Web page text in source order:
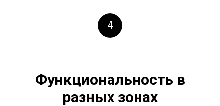
4
Функциональность в
разных зонах